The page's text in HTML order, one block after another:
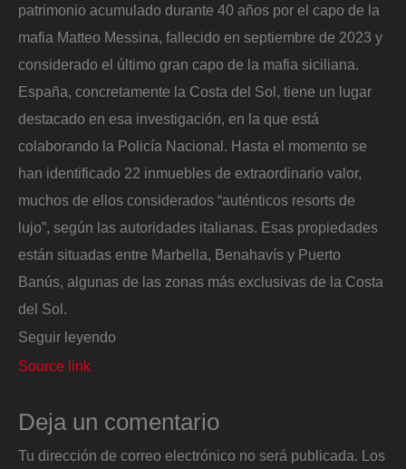
patrimonio acumulado durante 40 años por el capo de la
mafia Matteo Messina, fallecido en septiembre de 2023 y
considerado el último gran capo de la mafia siciliana.
España, concretamente la Costa del Sol, tiene un lugar
destacado en esa investigación, en la que está
colaborando la Policía Nacional. Hasta el momento se
han identificado 22 inmuebles de extraordinario valor,
muchos de ellos considerados “auténticos resorts de
lujo”, según las autoridades italianas. Esas propiedades
están situadas entre Marbella, Benahavís y Puerto
Banús, algunas de las zonas más exclusivas de la Costa
del Sol.
Seguir leyendo
Source link
Deja un comentario
Tu dirección de correo electrónico no será publicada. Los